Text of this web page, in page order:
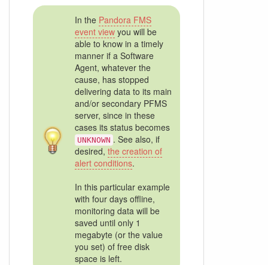
In the Pandora FMS
event viewyou will be
able to know in a timely
manner if a Software
Agent, whatever the
cause, has stopped
delivering data to its main
and/or secondary PFMS
server, since in these
cases its status becomes
UNKNOWN . See also, if
desired, the creation of
alert conditions.
In this particular example
with four days offline,
monitoring data will be
saved until only 1
megabyte (or the value
you set) of free disk
space is left.